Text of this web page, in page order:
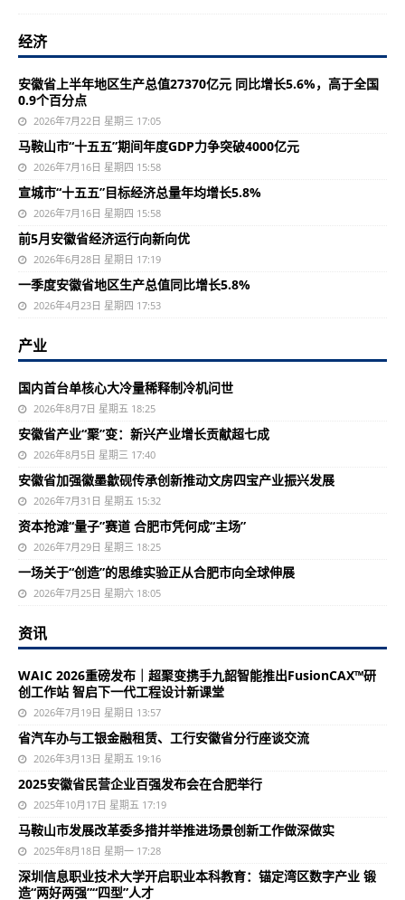
经济
安徽省上半年地区生产总值27370亿元 同比增长5.6%，高于全国
0.9个百分点
2026年7月22日 星期三 17:05
马鞍山市“十五五”期间年度GDP力争突破4000亿元
2026年7月16日 星期四 15:58
宣城市“十五五”目标经济总量年均增长5.8%
2026年7月16日 星期四 15:58
前5月安徽省经济运行向新向优
2026年6月28日 星期日 17:19
一季度安徽省地区生产总值同比增长5.8%
2026年4月23日 星期四 17:53
产业
国内首台单核心大冷量稀释制冷机问世
2026年8月7日 星期五 18:25
安徽省产业“聚”变：新兴产业增长贡献超七成
2026年8月5日 星期三 17:40
安徽省加强徽墨歙砚传承创新推动文房四宝产业振兴发展
2026年7月31日 星期五 15:32
资本抢滩“量子”赛道 合肥市凭何成“主场”
2026年7月29日 星期三 18:25
一场关于“创造”的思维实验正从合肥市向全球伸展
2026年7月25日 星期六 18:05
资讯
WAIC 2026重磅发布｜超聚变携手九韶智能推出FusionCAX™研
创工作站 智启下一代工程设计新课堂
2026年7月19日 星期日 13:57
省汽车办与工银金融租赁、工行安徽省分行座谈交流
2026年3月13日 星期五 19:16
2025安徽省民营企业百强发布会在合肥举行
2025年10月17日 星期五 17:19
马鞍山市发展改革委多措并举推进场景创新工作做深做实
2025年8月18日 星期一 17:28
深圳信息职业技术大学开启职业本科教育：锚定湾区数字产业 锻
造“两好两强”“四型”人才